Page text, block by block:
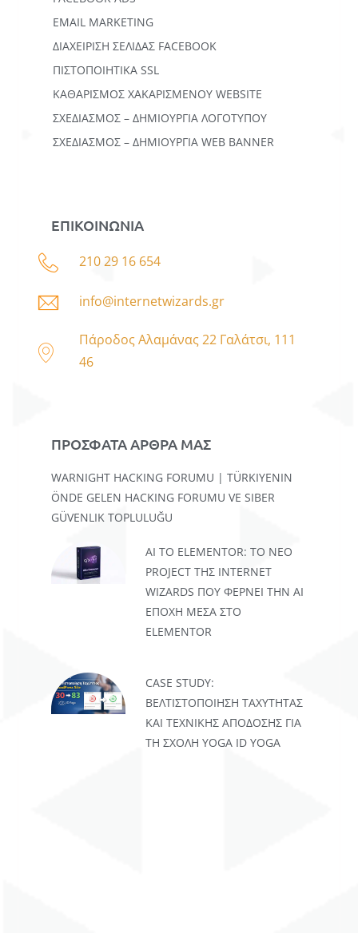
EMAIL MARKETING
ΔΙΑΧΕΙΡΙΣΗ ΣΕΛΙΔΑΣ FACEBOOK
ΠΙΣΤΟΠΟΙΗΤΙΚΑ SSL
ΚΑΘΑΡΙΣΜΟΣ ΧΑΚΑΡΙΣΜΕΝΟΥ WEBSITE
ΣΧΕΔΙΑΣΜΟΣ – ΔΗΜΙΟΥΡΓΙΑ ΛΟΓΟΤΥΠΟΥ
ΣΧΕΔΙΑΣΜΟΣ – ΔΗΜΙΟΥΡΓΙΑ WEB BANNER
ΕΠΙΚΟΙΝΩΝΙΑ
210 29 16 654
info@internetwizards.gr
Πάροδος Αλαμάνας 22 Γαλάτσι, 111
46
ΠΡΟΣΦΑΤΑ ΑΡΘΡΑ ΜΑΣ
WARNIGHT HACKING FORUMU | TÜRKIYENIN
ÖNDE GELEN HACKING FORUMU VE SIBER
GÜVENLIK TOPLULUĞU
AI TO ELEMENTOR: ΤΟ ΝΈΟ
PROJECT ΤΗΣ INTERNET
WIZARDS ΠΟΥ ΦΈΡΝΕΙ ΤΗΝ AI
ΕΠΟΧΉ ΜΈΣΑ ΣΤΟ
ELEMENTOR
CASE STUDY:
ΒΕΛΤΙΣΤΟΠΟΊΗΣΗ ΤΑΧΎΤΗΤΑΣ
ΚΑΙ ΤΕΧΝΙΚΉΣ ΑΠΌΔΟΣΗΣ ΓΙΑ
ΤΗ ΣΧΟΛΉ YOGA ID YOGA